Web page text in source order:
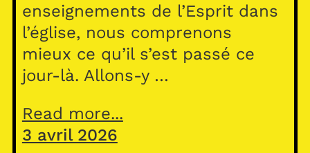
enseignements de l’Esprit dans
l’église, nous comprenons
mieux ce qu’il s’est passé ce
jour-là. Allons-y …
Read more...
3 avril 2026